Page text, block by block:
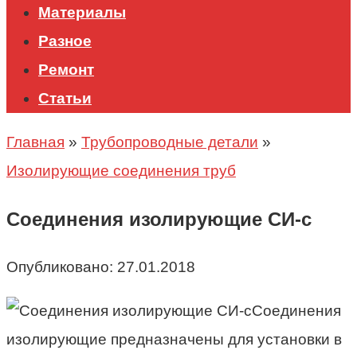
Материалы
Разное
Ремонт
Статьи
Главная » Трубопроводные детали »
Изолирующие соединения труб
Соединения изолирующие СИ-с
Опубликовано: 27.01.2018
Соединения
изолирующие предназначены для установки в